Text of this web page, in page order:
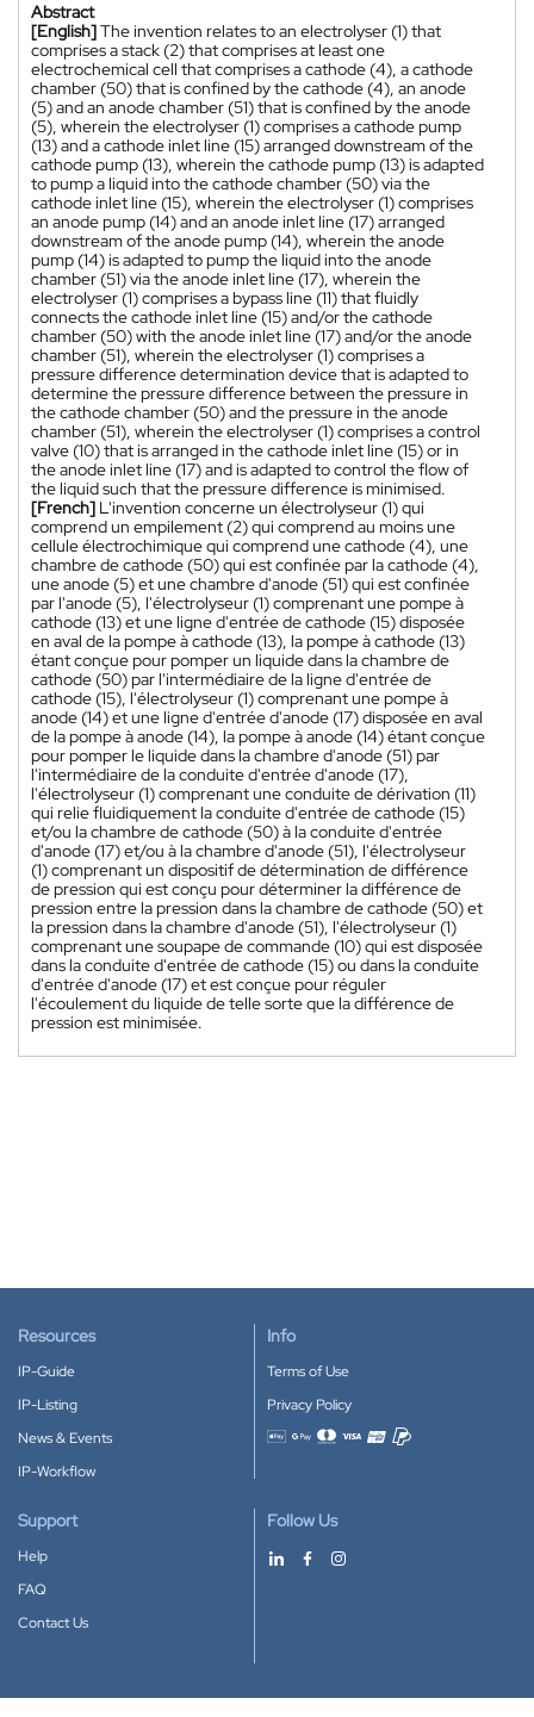
Abstract
[English]The invention relates to an electrolyser (1) that
comprises a stack (2) that comprises at least one
electrochemical cell that comprises a cathode (4), a cathode
chamber (50) that is confined by the cathode (4), an anode
(5) and an anode chamber (51) that is confined by the anode
(5), wherein the electrolyser (1) comprises a cathode pump
(13) and a cathode inlet line (15) arranged downstream of the
cathode pump (13), wherein the cathode pump (13) is adapted
to pump a liquid into the cathode chamber (50) via the
cathode inlet line (15), wherein the electrolyser (1) comprises
an anode pump (14) and an anode inlet line (17) arranged
downstream of the anode pump (14), wherein the anode
pump (14) is adapted to pump the liquid into the anode
chamber (51) via the anode inlet line (17), wherein the
electrolyser (1) comprises a bypass line (11) that fluidly
connects the cathode inlet line (15) and/or the cathode
chamber (50) with the anode inlet line (17) and/or the anode
chamber (51), wherein the electrolyser (1) comprises a
pressure difference determination device that is adapted to
determine the pressure difference between the pressure in
the cathode chamber (50) and the pressure in the anode
chamber (51), wherein the electrolyser (1) comprises a control
valve (10) that is arranged in the cathode inlet line (15) or in
the anode inlet line (17) and is adapted to control the flow of
the liquid such that the pressure difference is minimised.
[French] L'invention concerne un électrolyseur (1) qui
comprend un empilement (2) qui comprend au moins une
cellule électrochimique qui comprend une cathode (4), une
chambre de cathode (50) qui est confinée par la cathode (4),
une anode (5) et une chambre d'anode (51) qui est confinée
par l'anode (5), l'électrolyseur (1) comprenant une pompe à
cathode (13) et une ligne d'entrée de cathode (15) disposée
en aval de la pompe à cathode (13), la pompe à cathode (13)
étant conçue pour pomper un liquide dans la chambre de
cathode (50) par l'intermédiaire de la ligne d'entrée de
cathode (15), l'électrolyseur (1) comprenant une pompe à
anode (14) et une ligne d'entrée d'anode (17) disposée en aval
de la pompe à anode (14), la pompe à anode (14) étant conçue
pour pomper le liquide dans la chambre d'anode (51) par
l'intermédiaire de la conduite d'entrée d'anode (17),
l'électrolyseur (1) comprenant une conduite de dérivation (11)
qui relie fluidiquement la conduite d'entrée de cathode (15)
et/ou la chambre de cathode (50) à la conduite d'entrée
d'anode (17) et/ou à la chambre d'anode (51), l'électrolyseur
(1) comprenant un dispositif de détermination de différence
de pression qui est conçu pour déterminer la différence de
pression entre la pression dans la chambre de cathode (50) et
la pression dans la chambre d'anode (51), l'électrolyseur (1)
comprenant une soupape de commande (10) qui est disposée
dans la conduite d'entrée de cathode (15) ou dans la conduite
d'entrée d'anode (17) et est conçue pour réguler
l'écoulement du liquide de telle sorte que la différence de
pression est minimisée.
Resources
IP-Guide
IP-Listing
News & Events
IP-Workflow
Info
Terms of Use
Privacy Policy
Accepted payment methods
Support
Help
FAQ
Contact Us
Follow Us